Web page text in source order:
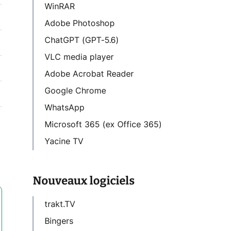
WinRAR
Adobe Photoshop
ChatGPT (GPT-5.6)
VLC media player
Adobe Acrobat Reader
Google Chrome
WhatsApp
Microsoft 365 (ex Office 365)
Yacine TV
Nouveaux logiciels
trakt.TV
Bingers